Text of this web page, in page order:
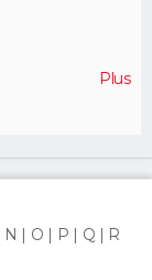
Plus
N O P Q
R